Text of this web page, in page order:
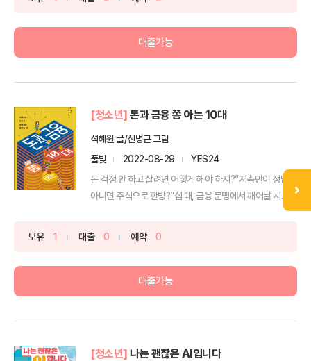
대출가능
[청소년] 돈과 금융 쫌 아는 10대
석혜원 글/신병근 그림
풀빛
2022-08-29
YES24
돈 걱정 안 하고 살려면 어떻게 해야 하지?“저축만이 정답?
아니면 주식으로 한방?”십 대, 금융 문맹에서 깨어날 시...
보유 1 대출 0 예약 0
대출가능
[청소년] 나는 괜찮은 AI입니다